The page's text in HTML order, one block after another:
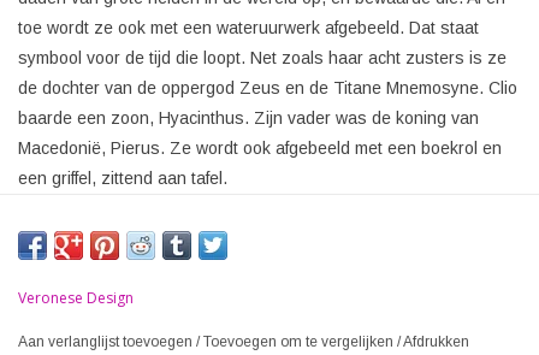
toe wordt ze ook met een wateruurwerk afgebeeld. Dat staat
symbool voor de tijd die loopt. Net zoals haar acht zusters is ze
de dochter van de oppergod Zeus en de Titane Mnemosyne. Clio
baarde een zoon, Hyacinthus. Zijn vader was de koning van
Macedonië, Pierus. Ze wordt ook afgebeeld met een boekrol en
een griffel, zittend aan tafel.
Veronese Design
Aan verlanglijst toevoegen /Toevoegen om te vergelijken /Afdrukken